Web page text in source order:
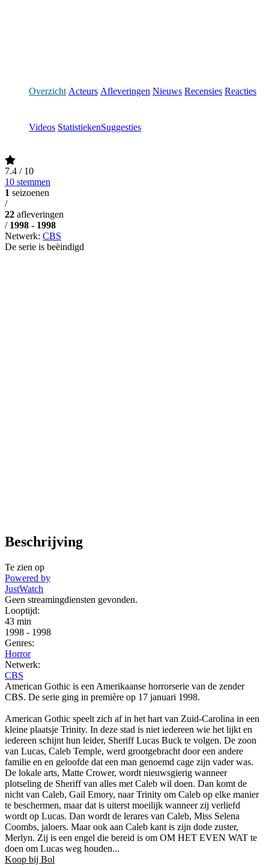
Overzicht Acteurs Afleveringen Nieuws Recensies Reacties
Videos StatistiekenSuggesties
7.4 / 10
10 stemmen
1 seizoenen
/
22 afleveringen
/ 1998 - 1998
Netwerk: CBS
De serie is beëindigd
Beschrijving
Te zien op
Powered by
JustWatch
Geen streamingdiensten gevonden.
Looptijd:
43 min
1998 - 1998
Genres:
Horror
Netwerk:
CBS
American Gothic is een Amerikaanse horrorserie van de zender
CBS. De serie ging in première op 17 januari 1998.
American Gothic speelt zich af in het hart van Zuid-Carolina in een
kleine plaatsje Trinity. In deze stad is niet iedereen wie het lijkt en
iedereen schijnt hun leider, Sheriff Lucas Buck te volgen. De zoon
van Lucas, Caleb Temple, werd grootgebracht door een andere
familie en en geloofde dat een man genoemd cage zijn vader was.
De lokale arts, Matte Crower, wordt nieuwsgierig wanneer
plotseling de Sheriff van alles met Caleb wil doen. Dan komt de
nicht van Caleb, Gail Emory, naar Trinity om Caleb op elke manier
te beschermen, maar dat is uiterst moeilijk wanneer zij verliefd
wordt op Lucas. Dan wordt de lerares van Caleb, Miss Selena
Coombs, jaloers. Maar ook aan Caleb kant is zijn dode zuster,
Merlyn. Zij is een engel die bereid is om OM HET EVEN WAT te
doen om Lucas weg houden...
Koop bij Bol